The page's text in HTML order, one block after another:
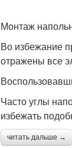
Монтаж
Во избежание
отражены все
Часто углы
избежать
читать дальше →